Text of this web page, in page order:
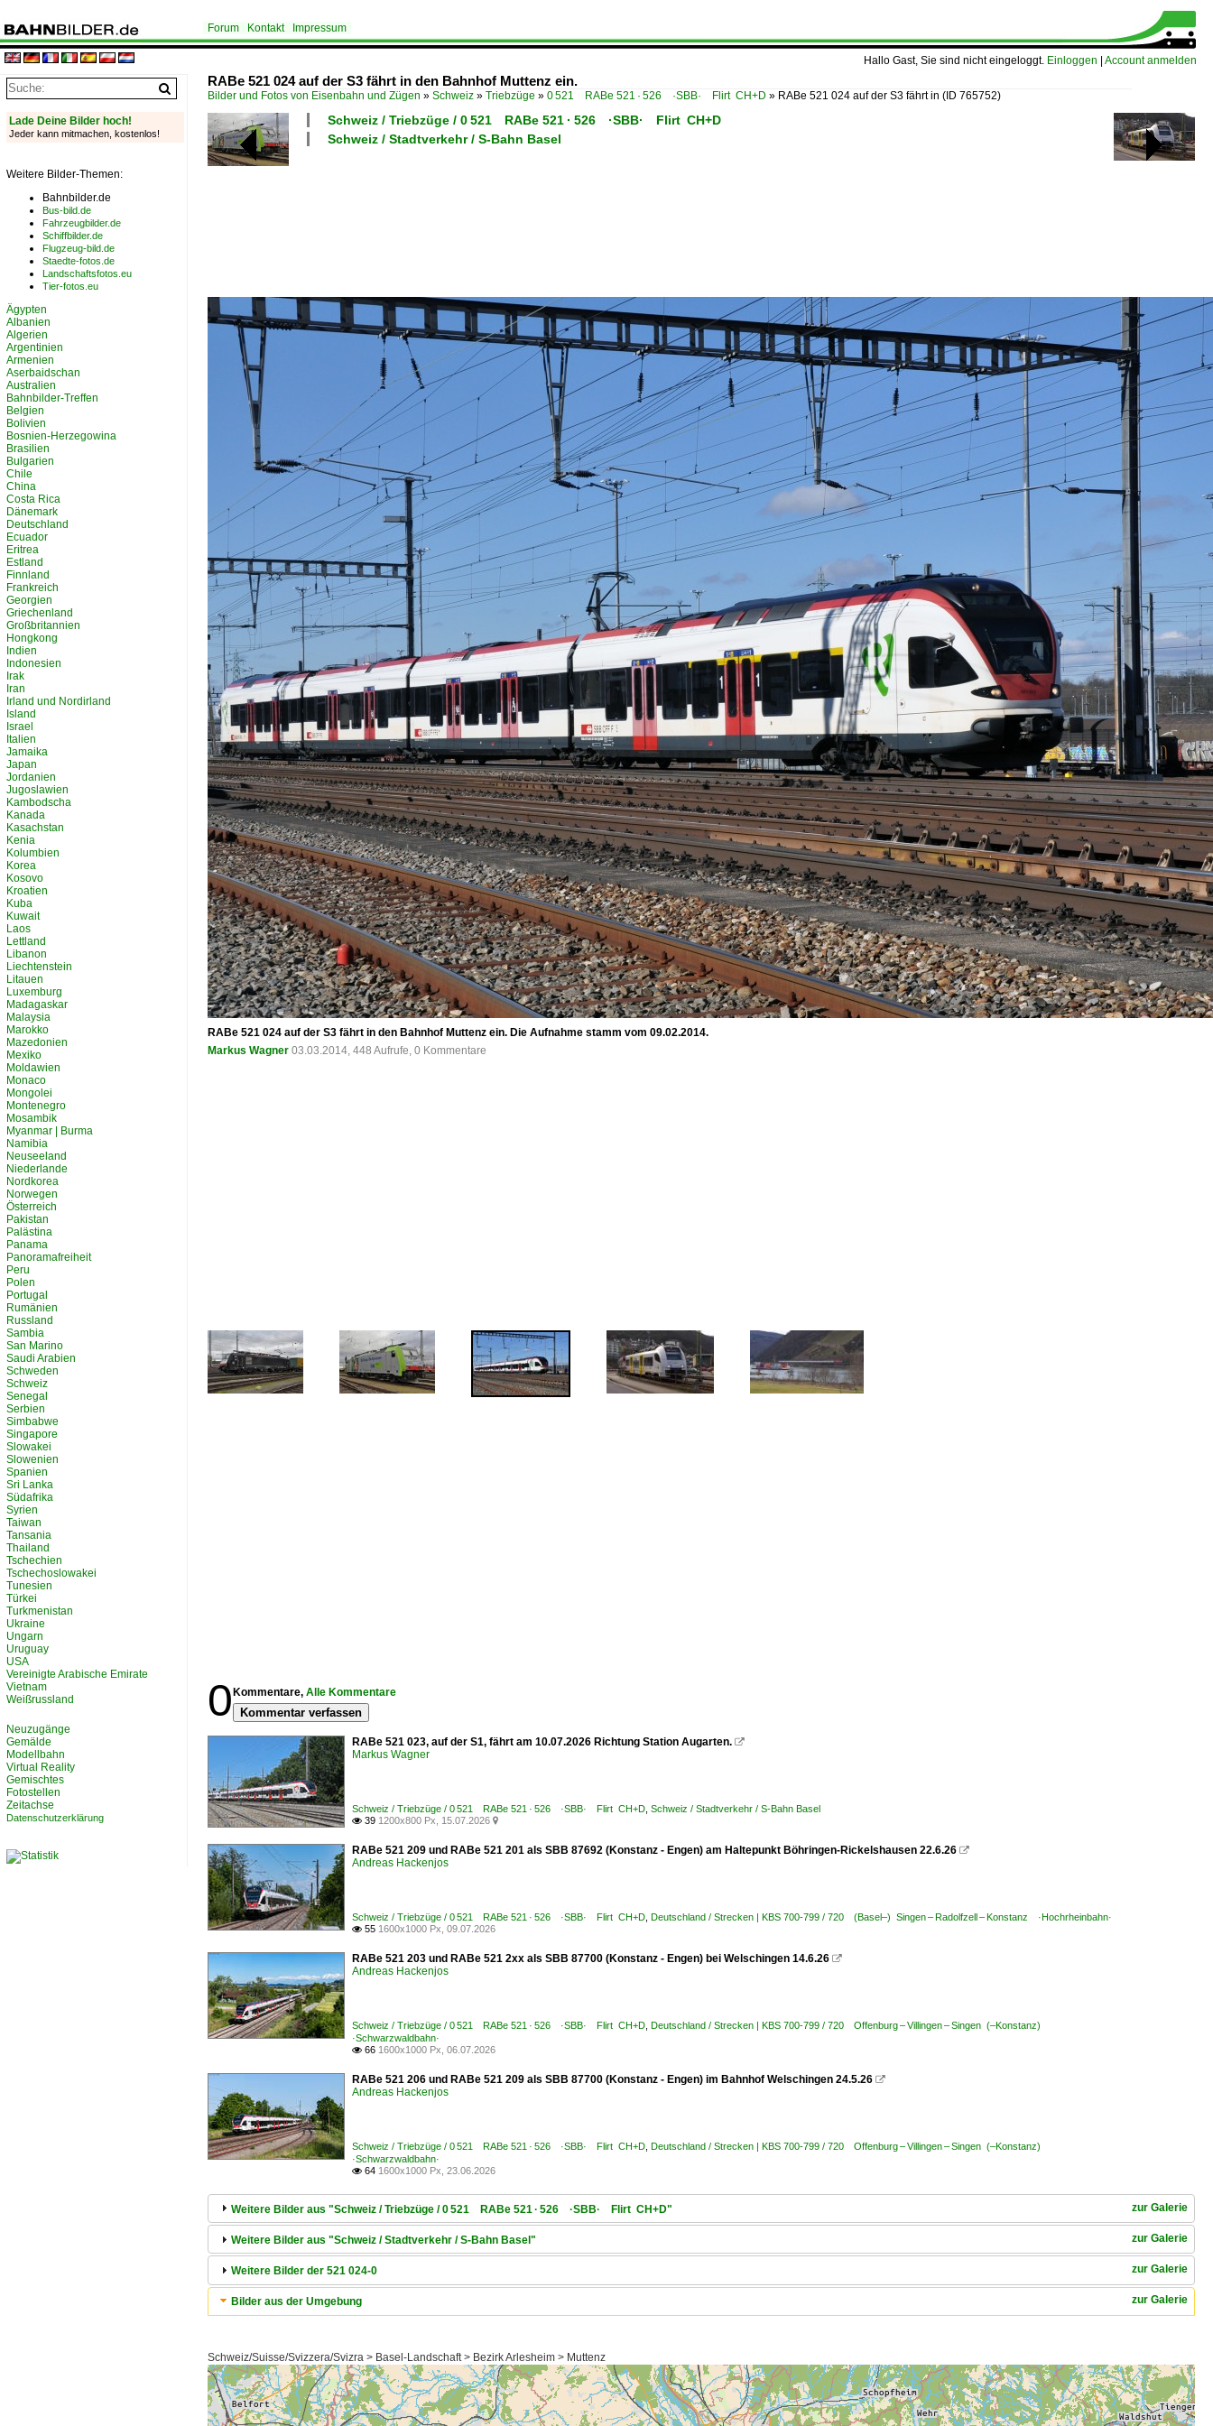
Hallo Gast, Sie sind nicht eingeloggt. Einloggen Account anmelden
Forum Kontakt Impressum
RABe 521 024 auf der S3 fährt in den Bahnhof Muttenz ein.
Bilder und Fotos von Eisenbahn und Zügen » Schweiz » Triebzüge » 0 521 RABe 521 · 526 ·SBB· Flirt CH+D » RABe 521 024 auf der S3 fährt in (ID 765752)
Schweiz / Triebzüge / 0 521 RABe 521 · 526 ·SBB· Flirt CH+D
Schweiz / Stadtverkehr / S-Bahn Basel
RABe 521 024 auf der S3 fährt in den Bahnhof Muttenz ein. Die Aufnahme stamm vom 09.02.2014.
Markus Wagner 03.03.2014, 448 Aufrufe, 0 Kommentare
0 Kommentare, Alle Kommentare
Kommentar verfassen
RABe 521 023, auf der S1, fährt am 10.07.2026 Richtung Station Augarten. 
Markus Wagner
Schweiz / Triebzüge / 0 521 RABe 521 · 526 ·SBB· Flirt CH+D Schweiz / Stadtverkehr / S-Bahn Basel
 39 1200x800 Px, 15.07.2026 
RABe 521 209 und RABe 521 201 als SBB 87692 (Konstanz - Engen) am Haltepunkt Böhringen-Rickelshausen 22.6.26 
Andreas Hackenjos
Schweiz / Triebzüge / 0 521 RABe 521 · 526 ·SBB· Flirt CH+D Deutschland / Strecken | KBS 700-799 / 720 (Basel–) Singen – Radolfzell – Konstanz ·Hochrheinbahn·
 55 1600x1000 Px, 09.07.2026
RABe 521 203 und RABe 521 2xx als SBB 87700 (Konstanz - Engen) bei Welschingen 14.6.26 
Andreas Hackenjos
Schweiz / Triebzüge / 0 521 RABe 521 · 526 ·SBB· Flirt CH+D Deutschland / Strecken | KBS 700-799 / 720 Offenburg – Villingen – Singen (–Konstanz)
·Schwarzwaldbahn·
 66 1600x1000 Px, 06.07.2026
RABe 521 206 und RABe 521 209 als SBB 87700 (Konstanz - Engen) im Bahnhof Welschingen 24.5.26 
Andreas Hackenjos
Schweiz / Triebzüge / 0 521 RABe 521 · 526 ·SBB· Flirt CH+D Deutschland / Strecken | KBS 700-799 / 720 Offenburg – Villingen – Singen (–Konstanz)
·Schwarzwaldbahn·
 64 1600x1000 Px, 23.06.2026
zur Galerie
Weitere Bilder aus "Schweiz / Triebzüge / 0 521 RABe 521 · 526 ·SBB· Flirt CH+D"
zur Galerie
Weitere Bilder aus "Schweiz / Stadtverkehr / S-Bahn Basel"
zur Galerie
Weitere Bilder der 521 024-0
zur Galerie
Bilder aus der Umgebung
Schweiz/Suisse/Svizzera/Svizra > Basel-Landschaft > Bezirk Arlesheim > Muttenz
Lade Deine Bilder hoch!
Jeder kann mitmachen, kostenlos!
Weitere Bilder-Themen:
Bahnbilder.de
Bus-bild.de
Fahrzeugbilder.de
Schiffbilder.de
Flugzeug-bild.de
Staedte-fotos.de
Landschaftsfotos.eu
Tier-fotos.eu
Ägypten
Albanien
Algerien
Argentinien
Armenien
Aserbaidschan
Australien
Bahnbilder-Treffen
Belgien
Bolivien
Bosnien-Herzegowina
Brasilien
Bulgarien
Chile
China
Costa Rica
Dänemark
Deutschland
Ecuador
Eritrea
Estland
Finnland
Frankreich
Georgien
Griechenland
Großbritannien
Hongkong
Indien
Indonesien
Irak
Iran
Irland und Nordirland
Island
Israel
Italien
Jamaika
Japan
Jordanien
Jugoslawien
Kambodscha
Kanada
Kasachstan
Kenia
Kolumbien
Korea
Kosovo
Kroatien
Kuba
Kuwait
Laos
Lettland
Libanon
Liechtenstein
Litauen
Luxemburg
Madagaskar
Malaysia
Marokko
Mazedonien
Mexiko
Moldawien
Monaco
Mongolei
Montenegro
Mosambik
Myanmar | Burma
Namibia
Neuseeland
Niederlande
Nordkorea
Norwegen
Österreich
Pakistan
Palästina
Panama
Panoramafreiheit
Peru
Polen
Portugal
Rumänien
Russland
Sambia
San Marino
Saudi Arabien
Schweden
Schweiz
Senegal
Serbien
Simbabwe
Singapore
Slowakei
Slowenien
Spanien
Sri Lanka
Südafrika
Syrien
Taiwan
Tansania
Thailand
Tschechien
Tschechoslowakei
Tunesien
Türkei
Turkmenistan
Ukraine
Ungarn
Uruguay
USA
Vereinigte Arabische Emirate
Vietnam
Weißrussland
Neuzugänge
Gemälde
Modellbahn
Virtual Reality
Gemischtes
Fotostellen
Zeitachse
Datenschutzerklärung